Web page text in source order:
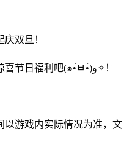
双旦！
快来看看我们还有哪些超惊喜节日福利吧(๑•̀ㅂ•́)و✧！
以游戏内实际情况为准，文